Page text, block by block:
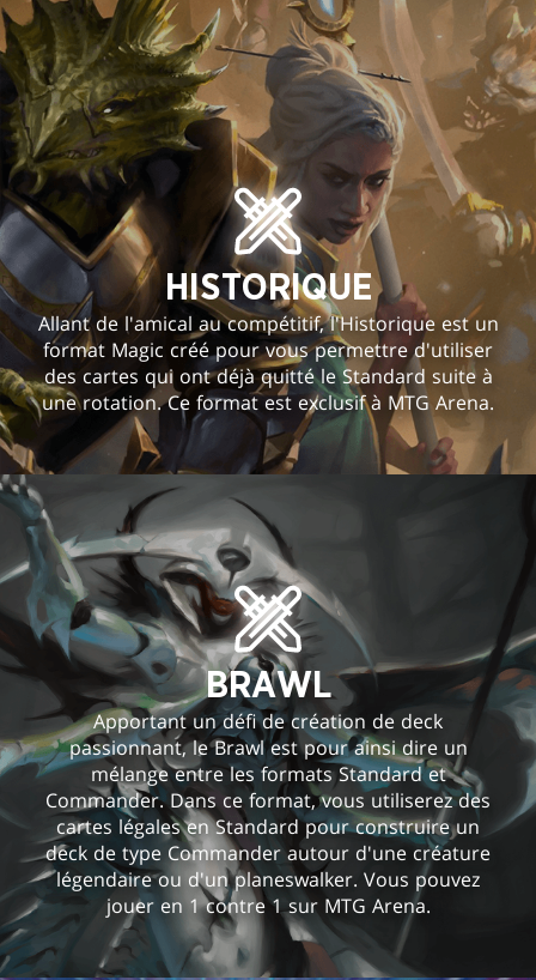
HISTORIQUE
Allant de l'amical au compétitif, l'Historique est un
format Magic créé pour vous permettre d'utiliser
des cartes qui ont déjà quitté le Standard suite à
une rotation. Ce format est exclusif à MTG Arena.
BRAWL
Apportant un défi de création de deck
passionnant, le Brawl est pour ainsi dire un
mélange entre les formats Standard et
Commander. Dans ce format, vous utiliserez des
cartes légales en Standard pour construire un
deck de type Commander autour d'une créature
légendaire ou d'un planeswalker. Vous pouvez
jouer en 1 contre 1 sur MTG Arena.